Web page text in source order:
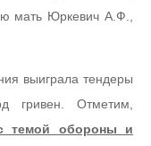
мать Юркевич А.Ф.,
выиграла тендеры
гривен. Отметим,
темой обороны и